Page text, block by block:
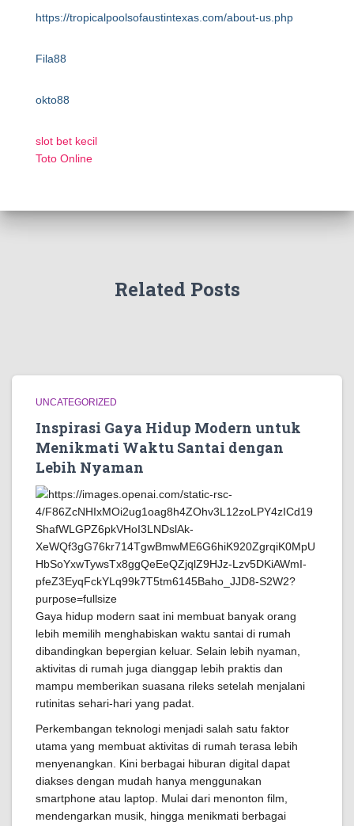
https://tropicalpoolsofaustintexas.com/about-us.php
Fila88
okto88
slot bet kecil
Toto Online
Related Posts
UNCATEGORIZED
Inspirasi Gaya Hidup Modern untuk
Menikmati Waktu Santai dengan
Lebih Nyaman
Gaya hidup modern saat ini membuat banyak orang
lebih memilih menghabiskan waktu santai di rumah
dibandingkan bepergian keluar. Selain lebih nyaman,
aktivitas di rumah juga dianggap lebih praktis dan
mampu memberikan suasana rileks setelah menjalani
rutinitas sehari-hari yang padat.
Perkembangan teknologi menjadi salah satu faktor
utama yang membuat aktivitas di rumah terasa lebih
menyenangkan. Kini berbagai hiburan digital dapat
diakses dengan mudah hanya menggunakan
smartphone atau laptop. Mulai dari menonton film,
mendengarkan musik, hingga menikmati berbagai